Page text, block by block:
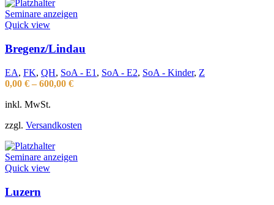
Seminare anzeigen
Quick view
Bregenz/Lindau
EA, FK, QH, SoA - E1 , SoA - E2, SoA - Kinder, Z
0,00 € – 600,00 €
inkl. MwSt.
zzgl. Versandkosten
Seminare anzeigen
Quick view
Luzern